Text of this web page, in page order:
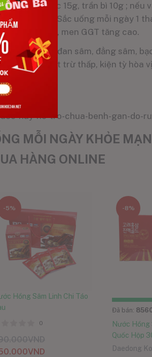
thần khúc 15g, trần bì 10g ; nếu
tả 15g. Sắc uống mỗi ngày 1
gan do rượu, men GGT tăng cao.
hổ trượng, đan sâm, đẳng sâm,
thanh nhiệt trừ thấp, kiện tỳ hòa
hay-ho-tro-chua-benh-gan-do-
MỖI NGÀY KHỎE
HÀNG ONLINE
-5%
Hồng Sâm Linh Chi Táo
0
VND
-8%
Đã bán:
Nước Hồng
Quốc Hộp
Daedong